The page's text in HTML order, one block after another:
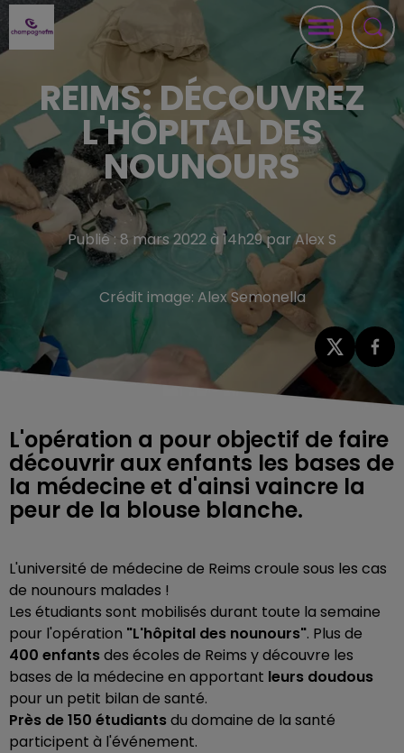
REIMS: DÉCOUVREZ
L'HÔPITAL DES
NOUNOURS
Publié : 8 mars 2022 à 14h29 par Alex S
Crédit image: Alex Semonella
L'opération a pour objectif de faire
découvrir aux enfants les bases de
la médecine et d'ainsi vaincre la
peur de la blouse blanche.
L'université de médecine de Reims croule sous les cas
de nounours malades !
Les étudiants sont mobilisés durant toute la semaine
pour l'opération "L'hôpital des nounours". Plus de
400 enfantsdes écoles de Reims y découvre les
bases de la médecine en apportant leurs doudous
pour un petit bilan de santé.
Près de 150 étudiantsdu domaine de la santé
participent à l'événement.